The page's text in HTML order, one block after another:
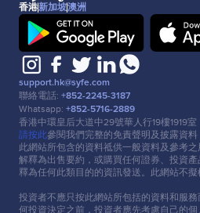
香港新加坡澳洲
support.hk@syfe.com
聯絡電話: +852-2245-3187
Whatsapp: +852-5716-2889
香港中環皇后⼤道中29號華⼈⾏19樓1919室
請按此參閱我們完整的免責聲明及披露資料
此網站所包含的資料祗供⼀般資料及參考
解釋為出售要約，或購買任何證券、投資
釋為任何此類⽬的的資訊發送。此網站不擬
投資者不應只按此網站所包括的資料和服
何投資決定之前，投資者應先考慮⾃⼰的